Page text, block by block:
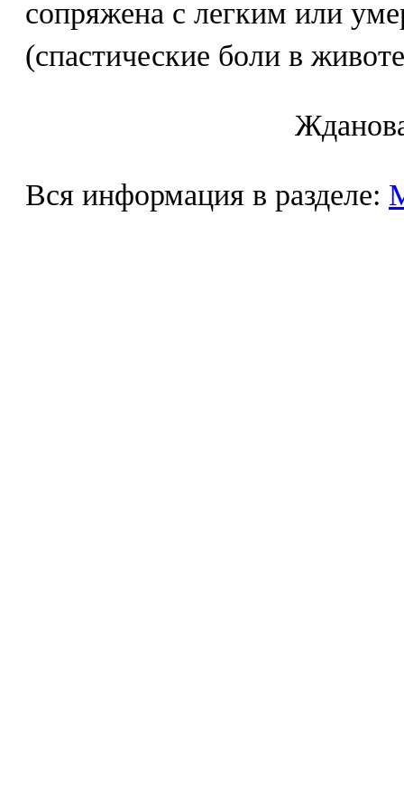
сопряжена с легким или
(спастические боли в
Вся информация в разделе: